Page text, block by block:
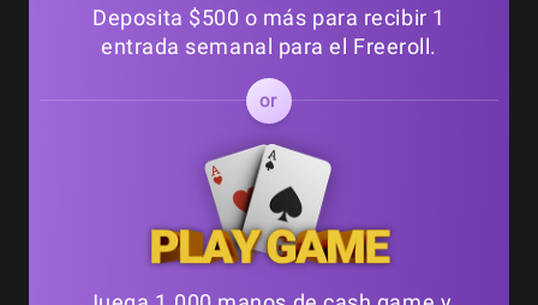
Deposita $500 o más para recibir 1
entrada semanal para el Freeroll.